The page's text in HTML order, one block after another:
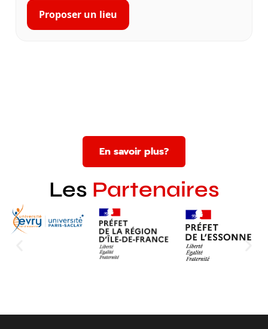
Proposer un lieu
En savoir plus?
Les Partenaires